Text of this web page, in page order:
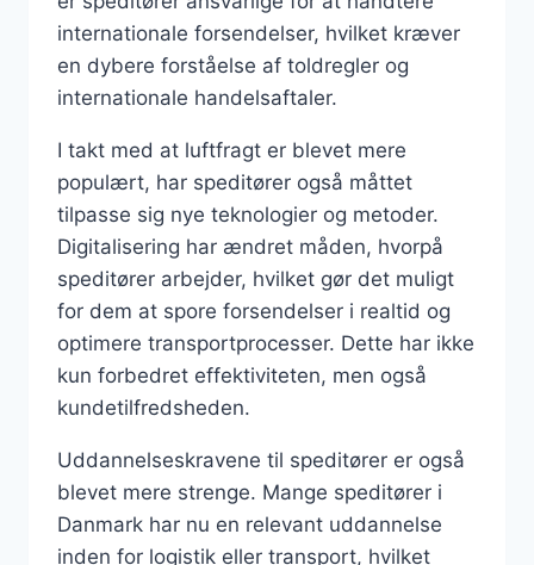
internationale forsendelser, hvilket kræver
en dybere forståelse af toldregler og
internationale handelsaftaler.
I takt med at luftfragt er blevet mere
populært, har speditører også måttet
tilpasse sig nye teknologier og metoder.
Digitalisering har ændret måden, hvorpå
speditører arbejder, hvilket gør det muligt
for dem at spore forsendelser i realtid og
optimere transportprocesser. Dette har ikke
kun forbedret effektiviteten, men også
kundetilfredsheden.
Uddannelseskravene til speditører er også
blevet mere strenge. Mange speditører i
Danmark har nu en relevant uddannelse
inden for logistik eller transport, hvilket